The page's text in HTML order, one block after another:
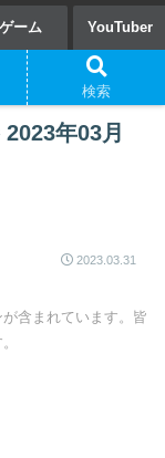
ゲーム YouTuber
年03月
2023.03.31
含まれています。皆
検索